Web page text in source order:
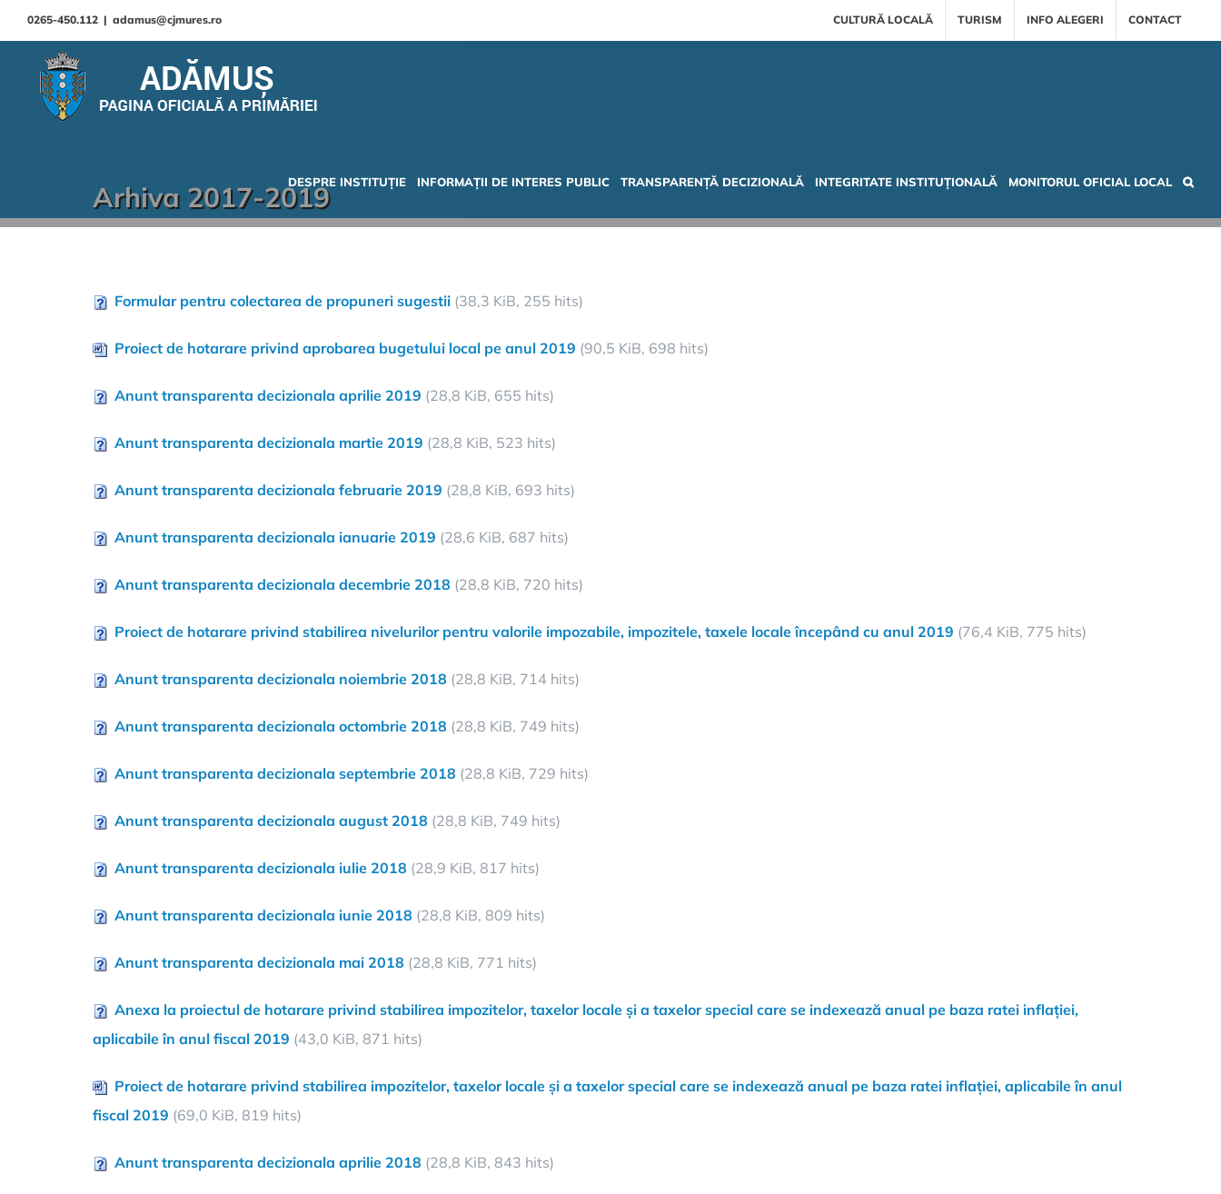
0265-450.112 | adamus@cjmures.ro CULTURĂ LOCALĂ TURISM INFO ALEGERI CONTACT
DESPRE INSTITUȚIE INFORMAȚII DE INTERES PUBLIC TRANSPARENȚĂ DECIZIONALĂ INTEGRITATE INSTITUȚIONALĂ MONITORUL OFICIAL LOCAL
Arhiva 2017-2019
Formular pentru colectarea de propuneri sugestii (38,3 KiB, 255 hits)
Proiect de hotarare privind aprobarea bugetului local pe anul 2019 (90,5 KiB, 698 hits)
Anunt transparenta decizionala aprilie 2019 (28,8 KiB, 655 hits)
Anunt transparenta decizionala martie 2019 (28,8 KiB, 523 hits)
Anunt transparenta decizionala februarie 2019 (28,8 KiB, 693 hits)
Anunt transparenta decizionala ianuarie 2019 (28,6 KiB, 687 hits)
Anunt transparenta decizionala decembrie 2018 (28,8 KiB, 720 hits)
Proiect de hotarare privind stabilirea nivelurilor pentru valorile impozabile, impozitele, taxele locale începând cu anul 2019 (76,4 KiB, 775 hits)
Anunt transparenta decizionala noiembrie 2018 (28,8 KiB, 714 hits)
Anunt transparenta decizionala octombrie 2018 (28,8 KiB, 749 hits)
Anunt transparenta decizionala septembrie 2018 (28,8 KiB, 729 hits)
Anunt transparenta decizionala august 2018 (28,8 KiB, 749 hits)
Anunt transparenta decizionala iulie 2018 (28,9 KiB, 817 hits)
Anunt transparenta decizionala iunie 2018 (28,8 KiB, 809 hits)
Anunt transparenta decizionala mai 2018 (28,8 KiB, 771 hits)
Anexa la proiectul de hotarare privind stabilirea impozitelor, taxelor locale și a taxelor special care se indexează anual pe baza ratei inflației,
aplicabile în anul fiscal 2019 (43,0 KiB, 871 hits)
Proiect de hotarare privind stabilirea impozitelor, taxelor locale și a taxelor special care se indexează anual pe baza ratei inflației, aplicabile în anul
fiscal 2019 (69,0 KiB, 819 hits)
Anunt transparenta decizionala aprilie 2018 (28,8 KiB, 843 hits)